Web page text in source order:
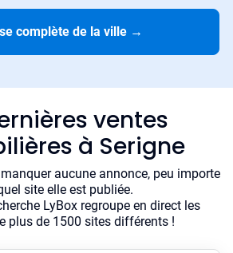
complète de la ville →
ventes
à Serigne
aucune annonce, peu importe
site elle est publiée.
LyBox regroupe en direct les
plus de 1500 sites différents !